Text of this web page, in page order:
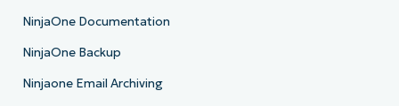
NinjaOne Documentation
NinjaOne Backup
Ninjaone Email Archiving